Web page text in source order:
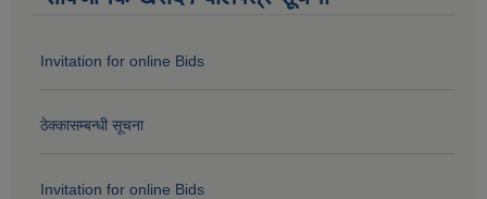
Invitation for online Bids
ठेक्कासम्बन्धी सूचना
Invitation for online Bids